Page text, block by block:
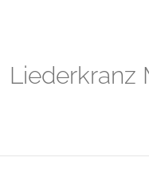
Liederkranz